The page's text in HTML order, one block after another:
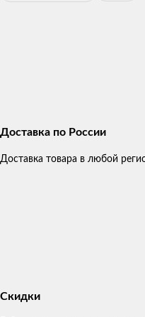
Доставка по России
Доставка товара в любой
Скидки